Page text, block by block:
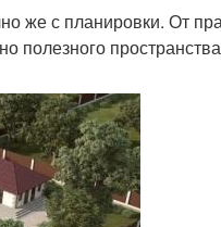
же с планировки. От
полезного